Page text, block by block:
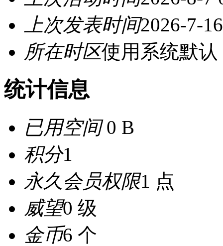
上次发表时间2026-7-
所在时区使用系统默认
统计信息
已用空间0 B
积分1
永久会员权限1 点
威望0 级
金币6 个